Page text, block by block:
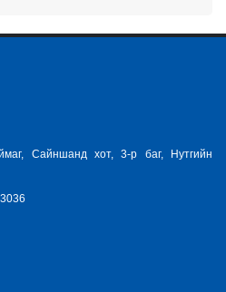
Сайншанд хот, 3-р баг, Нутгийн